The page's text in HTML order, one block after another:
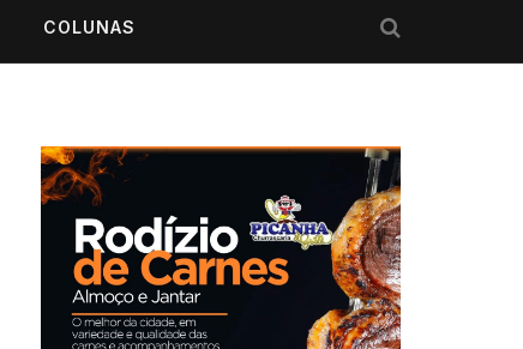
COLUNAS